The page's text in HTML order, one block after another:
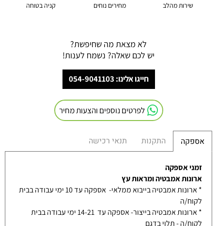
שירות מהלב מחירים נוחים קניה בטוחה
לא מצאת מה שחיפשת?
יש לכם שאלה? נשמח לענות!
חייגו אלינו: 054-9041103
לפרטים נוספים והצעות מחיר
אספקה התקנות תנאי רכישה
זמני אספקה
ארונות אמבטיה ומראות עץ
* ארונות אמבטיה בייבוא ממלאי- אספקה עד 10 ימי עבודה בבית
לקוח/ה
* ארונות אמבטיה בייצור- אספקה עד 14-21 ימי עבודה בבית
לקוח/ה - תלוי בדגם